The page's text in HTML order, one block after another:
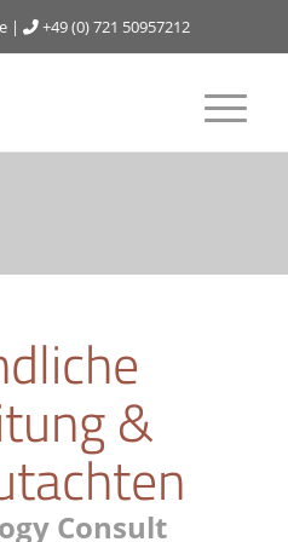
| +49 (0) 721 50957212
&
Consult